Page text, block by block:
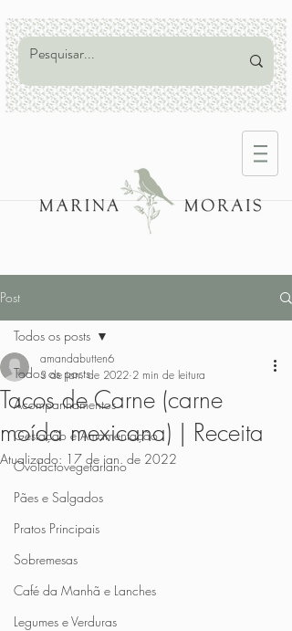
Post
Todos os posts
Acompanhamentos
Gestação e Amamentação
Ovolactovegetariano
Pães e Salgados
Pratos Principais
Sobremesas
Café da Manhã e Lanches
Legumes e Verduras
Todos os posts
Tacos de Carne (carne
moída mexicana) | Receita
amandabutten6
3 de jan. de 2022 2 min de leitura
Atualizado: 17 de jan. de 2022